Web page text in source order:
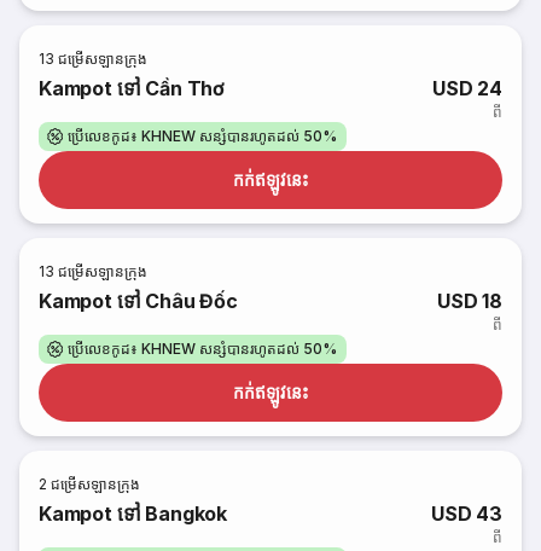
13 ជម្រើសឡានក្រុង
Kampot ទៅ Cần Thơ USD 24
ពី
ប្រើលេខកូដ៖ KHNEW សន្សំបានរហូតដល់ 50%
កក់​ឥឡូវនេះ
13 ជម្រើសឡានក្រុង
Kampot ទៅ Châu Đốc USD 18
ពី
ប្រើលេខកូដ៖ KHNEW សន្សំបានរហូតដល់ 50%
កក់​ឥឡូវនេះ
2 ជម្រើសឡានក្រុង
Kampot ទៅ Bangkok USD 43
ពី